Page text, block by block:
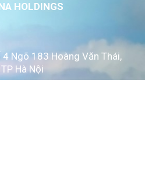
HOLDINGS
Ngõ 183 Hoàng Văn Thái,
Hà Nội